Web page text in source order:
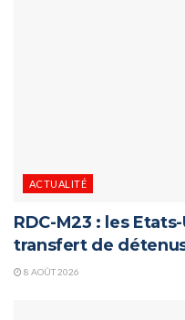
ACTUALITÉ
RDC-M23 : les
transfert de
8 AOÛT 2026